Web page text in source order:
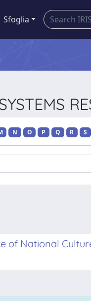
Sfoglia
N O P Q R S
of National